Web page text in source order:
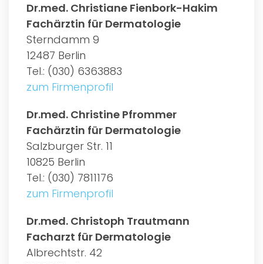
Dr.med. Christiane Fienbork-Hakim
Fachärztin für Dermatologie
Sterndamm 9
12487 Berlin
Tel.: (030) 6363883
zum Firmenprofil
Dr.med. Christine Pfrommer
Fachärztin für Dermatologie
Salzburger Str. 11
10825 Berlin
Tel.: (030) 7811176
zum Firmenprofil
Dr.med. Christoph Trautmann
Facharzt für Dermatologie
Albrechtstr. 42